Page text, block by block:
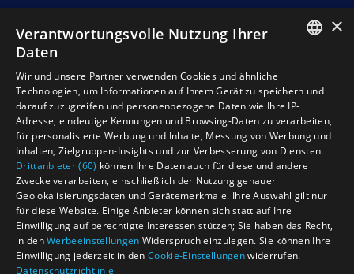
FAQ
Newsletter
Bestellung Werbemittel
Impressum
AGB’s
Datenschutzinformation
Teilnahmebedingungen für
Gewinnspiele
Corporate compliance
© Holiday on Ice 2025 – Designed, built and managed by
Dewynters Ltd
NEDERLANDS
DEUTSCH
FRANCAIS
×
Verantwortungsvolle Nutzung Ihrer
Daten
Wir und unsere Partner verwenden Cookies und ähnliche
Technologien, um Informationen auf Ihrem Gerät zu speichern und
darauf zuzugreifen und personenbezogene Daten wie Ihre IP-
Adresse, eindeutige Kennungen und Browsing-Daten zu verarbeiten,
für personalisierte Werbung und Inhalte, Messung von Werbung und
Inhalten, Zielgruppen-Insights und zur Verbesserung von Diensten.
Drittanbieter (60) können Ihre Daten auch für diese und andere
Zwecke verarbeiten, einschließlich der Nutzung genauer
Geolokalisierungsdaten und Gerätemerkmale. Ihre Auswahl gilt nur
für diese Website. Einige Anbieter können sich statt auf Ihre
Einwilligung auf berechtigte Interessen stützen; Sie haben das Recht,
in denWerbeeinstellungen Widerspruch einzulegen. Sie können Ihre
Einwilligung jederzeit in denCookie-Einstellungenwiderrufen.
Datenschutzrichtlinie